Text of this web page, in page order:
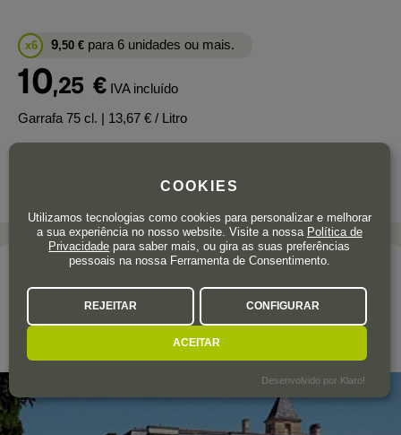
x6 9,50 € para 6 unidades ou mais.
10,25 € IVA incluído
Garrafa 75 cl. | 13,67 € / Litro
CHÂTEAU GRIMONT
COOKIES
Utilizamos tecnologias como cookies para personalizar e melhorar
a sua experiência no nosso website. Visite a nossa Política de
Privacidade para saber mais, ou gira as suas preferências
pessoais na nossa Ferramenta de Consentimento.
REJEITAR CONFIGURAR
ACEITAR
Desenvolvido por Klaro!